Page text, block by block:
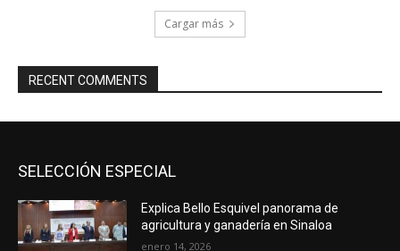
Cargar más
RECENT COMMENTS
SELECCIÓN ESPECIAL
Explica Bello Esquivel panorama de
agricultura y ganadería en Sinaloa
enero 14, 2026